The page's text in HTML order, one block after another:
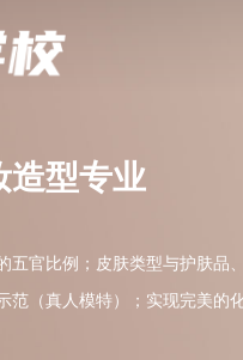
造型专业
五官比例；皮肤类型与护肤品
范（真人模特）；实现完美的